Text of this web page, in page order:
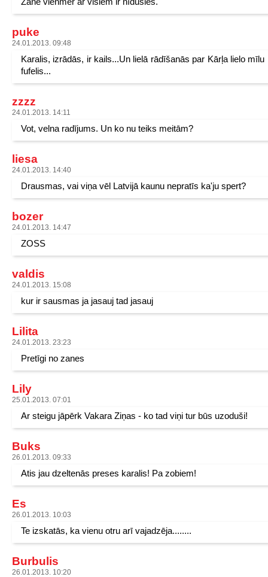
puke
24.01.2013. 09:48
Karalis, izrādās, ir kails...Un lielā rādīšanās par Kārļa lielo mīlu
fufelis...
zzzz
24.01.2013. 14:11
Vot, velna radījums. Un ko nu teiks meitām?
liesa
24.01.2013. 14:40
Drausmas, vai viņa vēl Latvijā kaunu nepratīs ka'ju spert?
bozer
24.01.2013. 14:47
ZOSS
valdis
24.01.2013. 15:08
kur ir sausmas ja jasauj tad jasauj
Lilita
24.01.2013. 23:23
Pretīgi no zanes
Lily
25.01.2013. 07:01
Ar steigu jāpērk Vakara Ziņas - ko tad viņi tur būs uzoduši!
Buks
26.01.2013. 09:33
Atis jau dzeltenās preses karalis! Pa zobiem!
Es
26.01.2013. 10:03
Te izskatās, ka vienu otru arī vajadzēja........
Burbulis
26.01.2013. 10:20